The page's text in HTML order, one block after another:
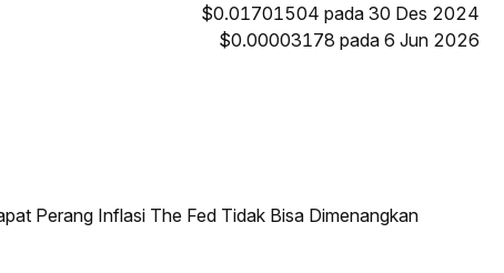
$0.01701504 pada 30 Des 2024
$0.00003178 pada 6 Jun 2026
Perang Inflasi The Fed Tidak Bisa Dimenangkan